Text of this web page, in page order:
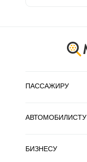
ПАССАЖИРУ
АВТОМОБИЛИСТУ
БИЗНЕСУ